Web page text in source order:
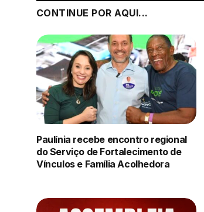
CONTINUE POR AQUI...
Paulínia recebe encontro regional
do Serviço de Fortalecimento de
Vínculos e Família Acolhedora